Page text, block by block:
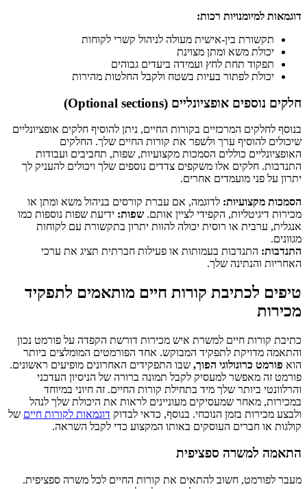
דוגמאות למיומנויות רכות:
תקשורת בין-אישית מעולה לניהול קשרי לקוחות
יכולת משא ומתן מצוינת
תפקוד תחת לחץ ועמידה ביעדים גבוהים
יכולת לפתור בעיות בשטח ולקבל החלטות מהירות
חלקים נוספים אופציונליים (Optional sections)
בנוסף לחלקים המרכזיים בקורות החיים, ניתן להוסיף חלקים אופציונליים
שיכולים להוסיף ערך ולשפר את קורות החיים שלך. החלקים
האופציונליים כוללים הסמכות מקצועיות, שפות, תחביבים ועבודות
התנדבות. חלקים אלו משקפים צדדים נוספים שלך ויכולים להעניק לך
יתרון על פני מועמדים אחרים.
הסמכות מקצועיות: לדוגמה, אם עברת קורסים בניהול משא ומתן או
מכירות דיגיטליות, הקפידי לציין אותם. שפות: ידיעת שפות נוספות כמו
אנגלית, ערבית או רוסית יכולה להוות יתרון בתקשורת עם לקוחות
מגוונים.
התנדבות: התנדבות בעמותות או פעילות חברתית תציג את ערכי
האחריות והנתינה שלך.
טיפים לכתיבת קורות חיים מותאמים לתפקיד
מכירות
כתיבת קורות חיים למשרת איש מכירות דורשת הקפדה על פורמט נכון
והתאמה מדויקת לתפקיד המבוקש. אחד הפורמטים המומלצים ביותר
הוא פורמט כרונולוגי הפוך, שבו התפקידים האחרונים מופיעים ראשונים.
פורמט זה מאפשר למעסיק לקבל תמונה ברורה של הניסיון העדכני
והרלוונטי ביותר שלך מיד בתחילת קורות החיים. זה חיוני במיוחד
במכירות, מאחר שמעסיקים מעוניינים לראות את היכולת שלך לנהל
ולבצע מכירות בזמן הנוכחי. בנוסף, כדאי לבדוק דוגמאות לקורות חיים של
קולגות או חברים העוסקים באותו המקצוע כדי לקבל השראה.
התאמה למשרה ספציפית
מעבר לפורמט, חשוב להתאים את קורות החיים לכל משרה ספציפית.